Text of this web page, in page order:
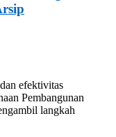
efektivitas
Pembangunan
langkah